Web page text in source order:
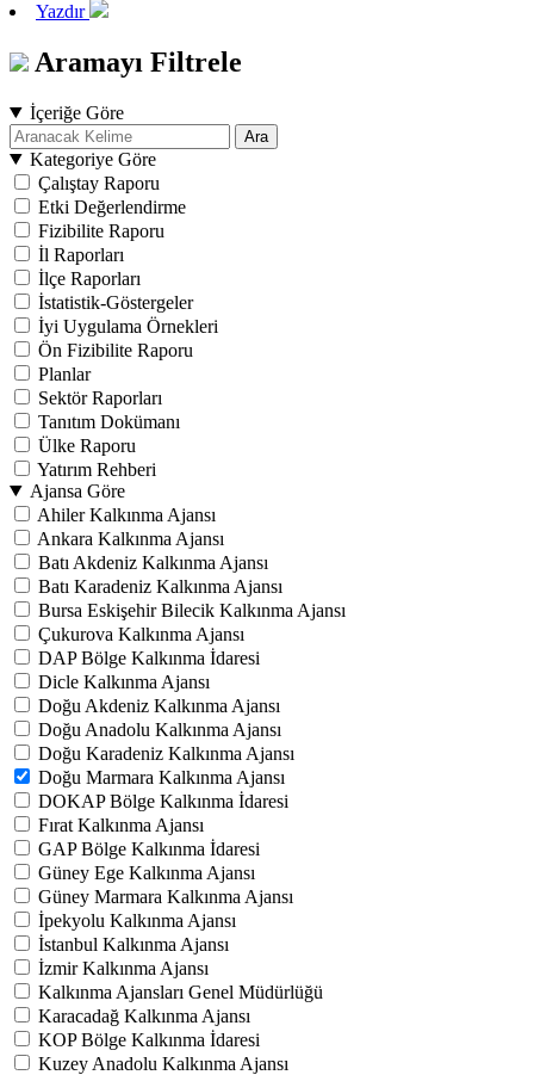
Yazdır
Aramayı Filtrele
İçeriğe Göre
Ara
Kategoriye Göre
Çalıştay Raporu
Etki Değerlendirme
Fizibilite Raporu
İl Raporları
İlçe Raporları
İstatistik-Göstergeler
İyi Uygulama Örnekleri
Ön Fizibilite Raporu
Planlar
Sektör Raporları
Tanıtım Dokümanı
Ülke Raporu
Yatırım Rehberi
Ajansa Göre
Ahiler Kalkınma Ajansı
Ankara Kalkınma Ajansı
Batı Akdeniz Kalkınma Ajansı
Batı Karadeniz Kalkınma Ajansı
Bursa Eskişehir Bilecik Kalkınma Ajansı
Çukurova Kalkınma Ajansı
DAP Bölge Kalkınma İdaresi
Dicle Kalkınma Ajansı
Doğu Akdeniz Kalkınma Ajansı
Doğu Anadolu Kalkınma Ajansı
Doğu Karadeniz Kalkınma Ajansı
Doğu Marmara Kalkınma Ajansı
DOKAP Bölge Kalkınma İdaresi
Fırat Kalkınma Ajansı
GAP Bölge Kalkınma İdaresi
Güney Ege Kalkınma Ajansı
Güney Marmara Kalkınma Ajansı
İpekyolu Kalkınma Ajansı
İstanbul Kalkınma Ajansı
İzmir Kalkınma Ajansı
Kalkınma Ajansları Genel Müdürlüğü
Karacadağ Kalkınma Ajansı
KOP Bölge Kalkınma İdaresi
Kuzey Anadolu Kalkınma Ajansı